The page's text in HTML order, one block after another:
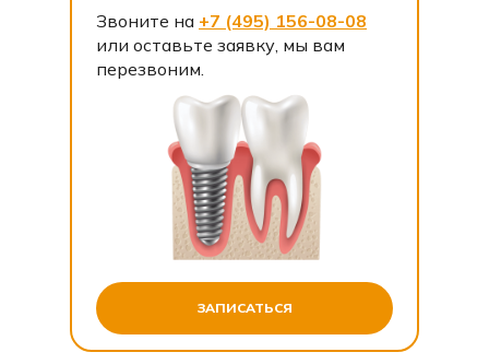
Звоните на +7 (495) 156-08-08
или оставьте заявку, мы вам
перезвоним.
ЗАПИСАТЬСЯ